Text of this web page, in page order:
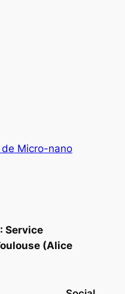
Micro-nano
Service
(Alice